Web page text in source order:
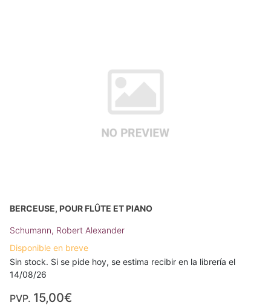
BERCEUSE, POUR FLÛTE ET PIANO
Schumann, Robert Alexander
Disponible en breve
Sin stock. Si se pide hoy, se estima recibir en la librería el
14/08/26
PVP. 15,00€